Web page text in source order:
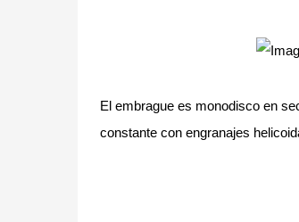
El embrague es monodisco en
constante con engranajes